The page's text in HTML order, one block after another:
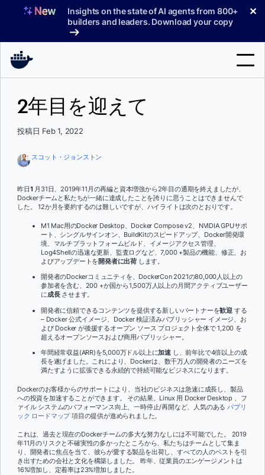
へ
Insights on the state of AI agents from 800+
builders and leaders. Download your copy
✕
ブログ
索
サインイン
2年目を迎えて
投稿日 Feb 1, 2022
スコット・ジョンストン
昨日1 月31日、2019年11月の再編と資本増強から2年目の通期を終えましたが、
Dockerチームと私たちが一緒に達成したことを誇りに思うことはできませんで
した。 12か月を要約するのは難しいですが、ハイライトは次のとおりです。
M1 Mac用のDocker Desktop、Docker Compose v2、NVIDIA GPUサポ
ート、シングルサインオン、BuildKitのスピードアップ、Docker開発環
境、マルチプラットフォームビルド、イメージアクセス管理、
Log4Shellの迅速な更新、監査ログなど、7,000 +製品の機能、修正、お
よびアップデートを開発者に出荷 します。
開発者のDockerコミュニティを、DockerCon 2021の80,000人以上の
参加者を含む、200 +か国から1,500万人以上の月間アクティブユーザー
に成長させます。
開発者に信頼できるコンテンツを提供する新しいパートナーを歓迎 する
– Docker 公式イメージ、Docker 検証済みパブリッシャー イメージ、お
よび Docker が後援するオープン ソース プロジェクト全体で 1,200 を
超えるオープンソースおよび商用パブリッシャー。
年間経常収益(ARR)を5,000万ドル以上に加速 し、前年比で4倍以上の成
長を遂げました。これにより、Dockerは、数千万人の開発者のニーズを
満たすように拡張できる永続的で持続可能なビジネスになります。
Dockerのお客様からのサポートにより、当社のビジネスは急速に成長し、製品
への投資を加速することができます。 その結果、Linux 用 Docker Desktop 、フ
ァイル システムのパフォーマンス向上、一時停止/再開など、人気のある パブリ
ック ロードマップ項目の提供が進められました。
これは、過去と現在のDockerチームの多大な努力なしには不可能でした。 2019
年11月のリスクと不確実性の多かったところから、私たちはチームとして集ま
り、開発者に焦点を当て、彼らが愛する製品を出荷し、すべての人のベストを引
き出すための会社と文化を構築しました。 昨年、従業員のエンゲージメントは
16%増加し、定着率は23%増加しました。